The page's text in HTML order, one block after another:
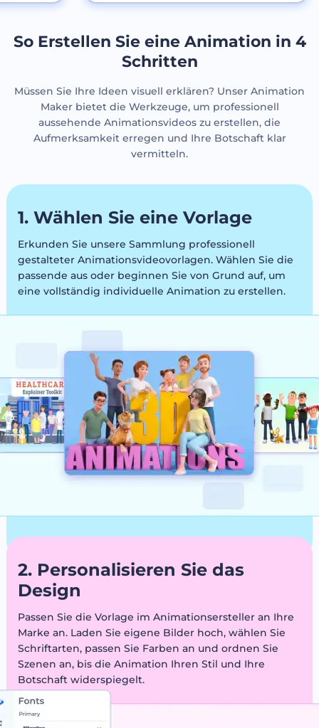
So Erstellen Sie eine Animation in 4
Schritten
Müssen Sie Ihre Ideen visuell erklären? Unser Animation
Maker bietet die Werkzeuge, um professionell
aussehende Animationsvideos zu erstellen, die
Aufmerksamkeit erregen und Ihre Botschaft klar
vermitteln.
1. Wählen Sie eine Vorlage
Erkunden Sie unsere Sammlung professionell
gestalteter Animationsvideovorlagen. Wählen Sie die
passende aus oder beginnen Sie von Grund auf, um
eine vollständig individuelle Animation zu erstellen.
2. Personalisieren Sie das
Design
Passen Sie die Vorlage im Animationsersteller an Ihre
Marke an. Laden Sie eigene Bilder hoch, wählen Sie
Schriftarten, passen Sie Farben an und ordnen Sie
Szenen an, bis die Animation Ihren Stil und Ihre
Botschaft widerspiegelt.